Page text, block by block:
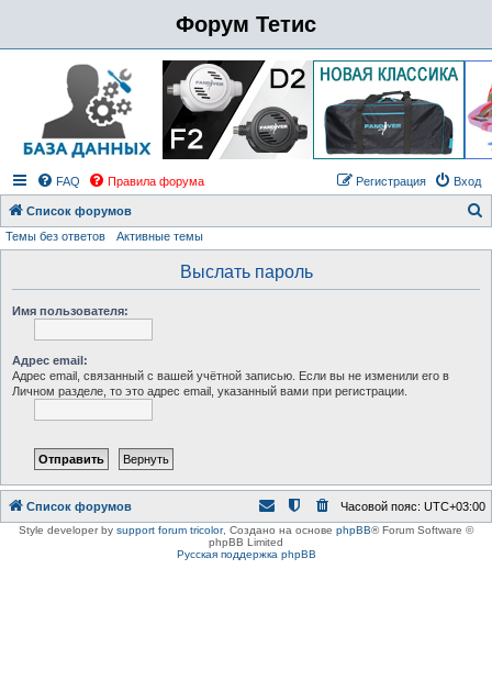
Форум Тетис
FAQ Правила форума Вход
Регистрация
Список форумов
Темы без ответов Активные темы
Выслать пароль
Имя пользователя:
Адрес email:
Адрес email, связанный с вашей учётной записью. Если вы не изменили его в
Личном разделе, то это адрес email, указанный вами при регистрации.
Список форумов Часовой пояс: UTC+03:00
Style developer by support forum tricolor, Создано на основе phpBB® Forum Software ©
phpBB Limited
Русская поддержка phpBB